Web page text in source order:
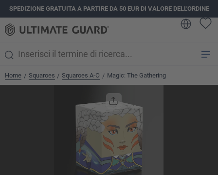
principale
SPEDIZIONE GRATUITA A PARTIRE DA 50 EUR DI VALORE DELL'ORDINE
Home / Squaroes / Squaroes A-O / Magic: The Gathering